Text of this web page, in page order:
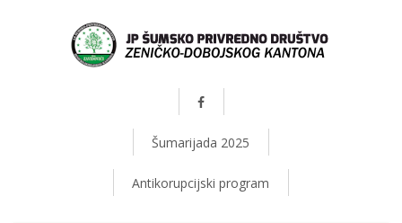
Šumarijada 2025
Antikorupcijski program